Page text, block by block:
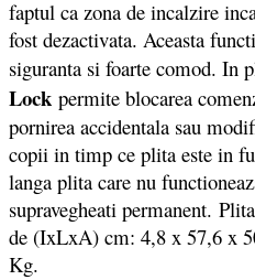
faptul ca zona de incalzire
fost dezactivata. Aceasta
siguranta si foarte comod. In
Lock permite blocarea
pornirea accidentala sau
copii in timp ce plita este in
langa plita care nu
supravegheati permanent.
de (IxLxA) cm: 4,8 x 57,6 x
Kg.